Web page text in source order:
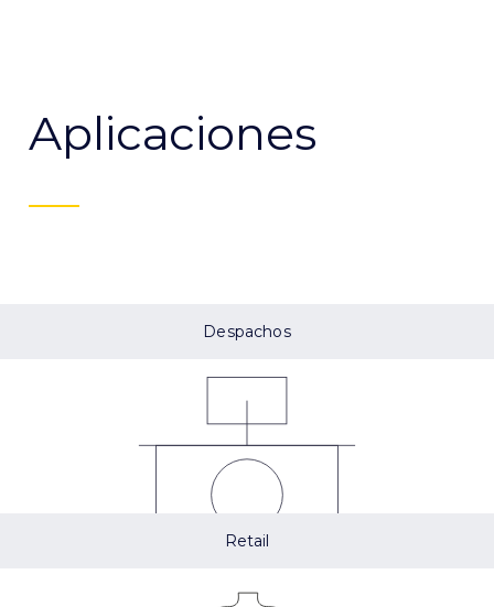
Aplicaciones
Despachos
Retail